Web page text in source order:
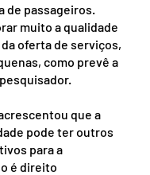
de passageiros.
muito a qualidade
oferta de serviços,
como prevê a
que a
pode ter outros
para a
é direito